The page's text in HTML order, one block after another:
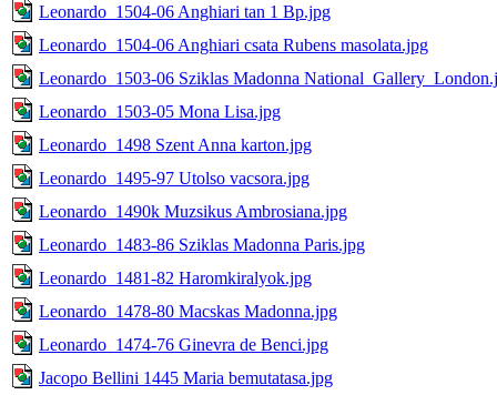
Leonardo_1504-06 Anghiari tan 1 Bp.jpg
Leonardo_1504-06 Anghiari csata Rubens masolata.jpg
Leonardo_1503-06 Sziklas Madonna
Leonardo_1503-05 Mona Lisa.jpg
Leonardo_1498 Szent Anna karton.jpg
Leonardo_1495-97 Utolso vacsora.jpg
Leonardo_1490k Muzsikus Ambrosiana.jpg
Leonardo_1483-86 Sziklas Madonna Paris.jpg
Leonardo_1481-82 Haromkiralyok.jpg
Leonardo_1478-80 Macskas Madonna.jpg
Leonardo_1474-76 Ginevra de Benci.jpg
Jacopo Bellini 1445 Maria bemutatasa.jpg